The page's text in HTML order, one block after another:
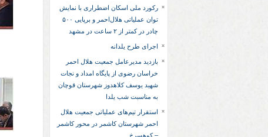
رکورد ملی اسکان اضطراری با نمایش
توان عملیاتی هلال‌احمر و برپایی ۵۰۰
چادر در کمتر از ۲ ساعت در مشهد
اجرای طرح یلدانه
بازدید مدیرعامل جمعیت هلال احمر
خراسان رضوی از پایگاه امداد و نجات
شهید یوسف کلاهدوز شهرستان قوچان
به مناسبت شب یلدا
استقرار تیم‌های عملیاتی جمعیت هلال
احمر شهرستان کاشمر در محور کاشمر
– کوهسرخ